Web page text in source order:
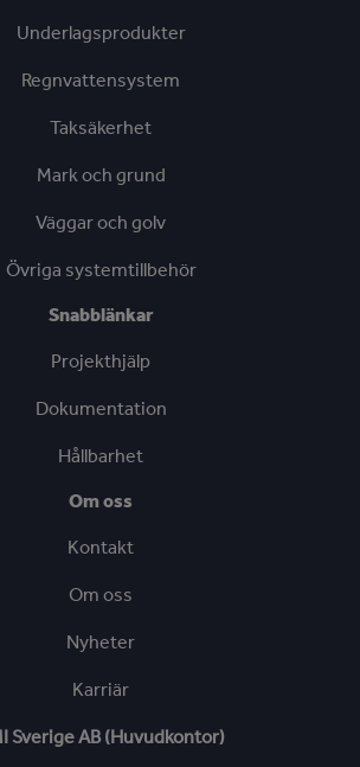
Underlagsprodukter
Regnvattensystem
Taksäkerhet
Mark och grund
Väggar och golv
Övriga systemtillbehör
Snabblänkar
Projekthjälp
Dokumentation
Hållbarhet
Om oss
Kontakt
Om oss
Nyheter
Karriär
Sverige AB (Huvudkontor)